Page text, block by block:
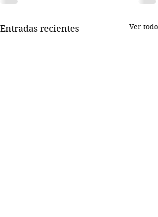
Entradas recientes Ver todo